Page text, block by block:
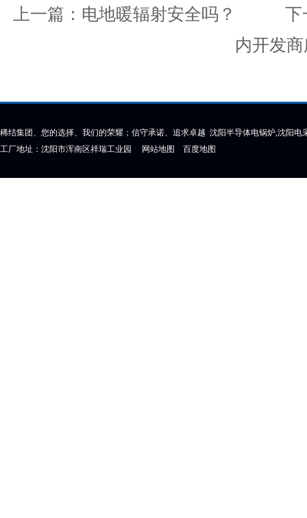
上一篇： 电地暖辐射安全吗？
下一
内开发
稀结集团、您的选择、我们的荣耀；信守承诺、追求卓越 沈阳半导体电锅炉,沈阳电
工厂地址：沈阳市浑南区祥瑞工业园 网站地图 百度地图